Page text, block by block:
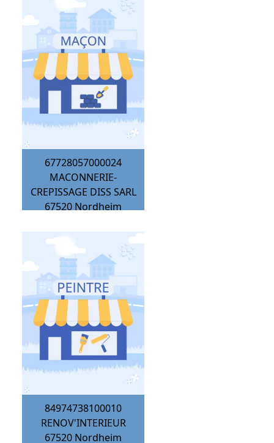
67728057000024
MACONNERIE-
CREPISSAGE DISS SARL
67520 Nordheim
84974738100010
RENOV'INTERIEUR
67520 Nordheim